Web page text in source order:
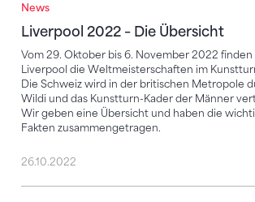
News
Liverpool 2022 – Die Übersicht
Vom 29. Oktober bis 6. November 2022 finden
Liverpool die Weltmeisterschaften im
Die Schweiz wird in der britischen Metropole
Wildi und das Kunstturn-Kader der Männer
Wir geben eine Übersicht und haben die
Fakten zusammengetragen.
Liverpool 2022 – Die Übersicht
26.10.2022